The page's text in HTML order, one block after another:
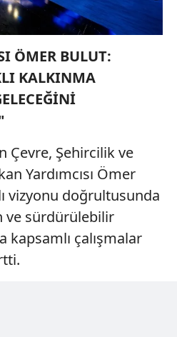
ÖMER BULUT:
KALKINMA
Çevre, Şehircilik ve
Yardımcısı Ömer
vizyonu doğrultusunda
ve sürdürülebilir
kapsamlı çalışmalar